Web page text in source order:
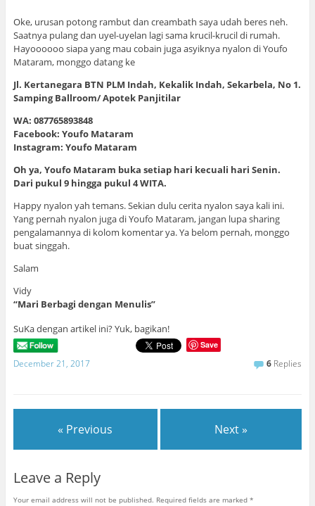
Oke, urusan potong rambut dan creambath saya udah beres neh.
Saatnya pulang dan uyel-uyelan lagi sama krucil-krucil di rumah.
Hayoooooo siapa yang mau cobain juga asyiknya nyalon di Youfo
Mataram, monggo datang ke
Jl. Kertanegara BTN PLM Indah, Kekalik Indah, Sekarbela, No 1.
Samping Ballroom/ Apotek Panjitilar
WA: 087765893848
Facebook: Youfo Mataram
Instagram: Youfo Mataram
Oh ya, Youfo Mataram buka setiap hari kecuali hari Senin.
Dari pukul 9 hingga pukul 4 WITA.
Happy nyalon yah temans. Sekian dulu cerita nyalon saya kali ini.
Yang pernah nyalon juga di Youfo Mataram, jangan lupa sharing
pengalamannya di kolom komentar ya. Ya belom pernah, monggo
buat singgah.
Salam
Vidy
“Mari Berbagi dengan Menulis”
SuKa dengan artikel ini? Yuk, bagikan!
Save
December 21, 2017 6 Replies
« Previous Next »
Leave a Reply
Your email address will not be published. Required fields are marked *